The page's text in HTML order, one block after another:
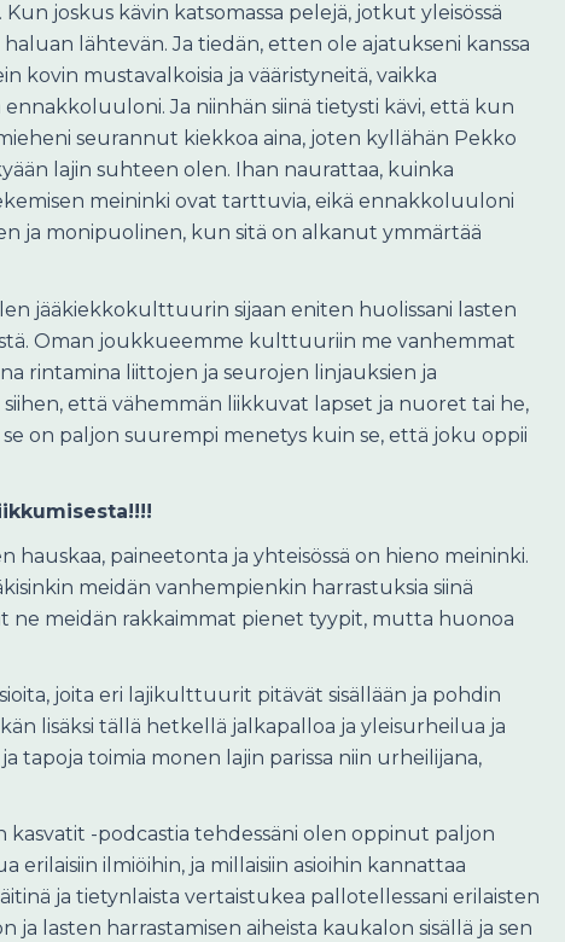
joskus kävin katsomassa pelejä, jotkut yleisössä
lähtevän. Ja tiedän, etten ole ajatukseni kanssa
kovin mustavalkoisia ja vääristyneitä, vaikka
Ja niinhän siinä tietysti kävi, että kun
seurannut kiekkoa aina, joten kyllähän Pekko
lajin suhteen olen. Ihan naurattaa, kuinka
meininki ovat tarttuvia, eikä ennakkoluuloni
ja monipuolinen, kun sitä on alkanut ymmärtää
jääkiekkokulttuurin sijaan eniten huolissani lasten
Oman joukkueemme kulttuuriin me vanhemmat
rintamina liittojen ja seurojen linjauksien ja
että vähemmän liikkuvat lapset ja nuoret tai he,
on paljon suurempi menetys kuin se, että joku oppii
hauskaa, paineetonta ja yhteisössä on hieno meininki.
meidän vanhempienkin harrastuksia siinä
ne meidän rakkaimmat pienet tyypit, mutta huonoa
joita eri lajikulttuurit pitävät sisällään ja pohdin
lisäksi tällä hetkellä jalkapalloa ja yleisurheilua ja
tapoja toimia monen lajin parissa niin urheilijana,
-podcastia tehdessäni olen oppinut paljon
ilmiöihin, ja millaisiin asioihin kannattaa
ja tietynlaista vertaistukea pallotellessani erilaisten
lasten harrastamisen aiheista kaukalon sisällä ja sen